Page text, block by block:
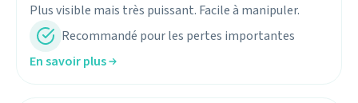
Plus visible mais très puissant. Facile à manipuler.
Recommandé pour les pertes importantes
En savoir plus